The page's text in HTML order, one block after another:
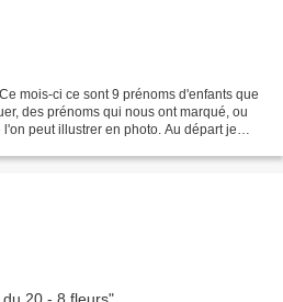
mois-ci ce sont 9 prénoms d'enfants que
des prénoms qui nous ont marqué, ou
peut illustrer en photo. Au départ je